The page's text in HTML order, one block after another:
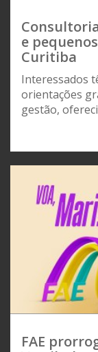
e
Curitiba
Interessados
orientações
gestão,
FAE